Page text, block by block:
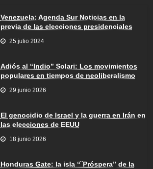
Venezuela: Agenda Sur Noticias en la
previa de las elecciones presidenciales
25 julio 2024
Adiós al “Indio” Solari: Los movimientos
populares en tiempos de neoliberalismo
29 junio 2026
El genocidio de Israel y la guerra en Irán en
las elecciones de EEUU
18 junio 2026
Honduras Gate: la isla “¨Próspera” de la